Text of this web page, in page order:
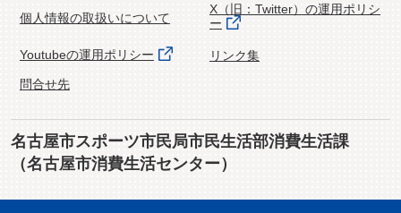
個人情報の取扱いについて
X（旧：Twitter）の運用ポリシ
ー
Youtubeの運用ポリシー
リンク集
問合せ先
名古屋市スポーツ市民局市民生活部消費生活課
（名古屋市消費生活センター）